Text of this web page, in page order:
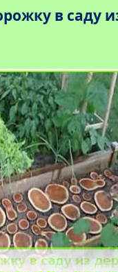
в саду